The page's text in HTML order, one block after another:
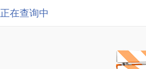
正在查询中